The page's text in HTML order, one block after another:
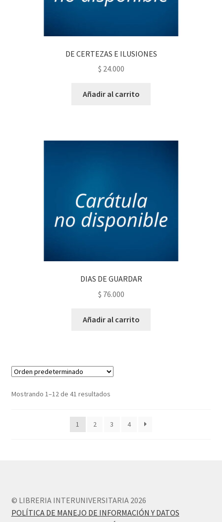
DE CERTEZAS E ILUSIONES
$ 24.000
Añadir al carrito
DIAS DE GUARDAR
$ 76.000
Añadir al carrito
Mostrando 1–12 de 41 resultados
1 2 3 4
© LIBRERIA INTERUNIVERSITARIA 2026
POLÍTICA DE MANEJO DE INFORMACIÓN Y DATOS